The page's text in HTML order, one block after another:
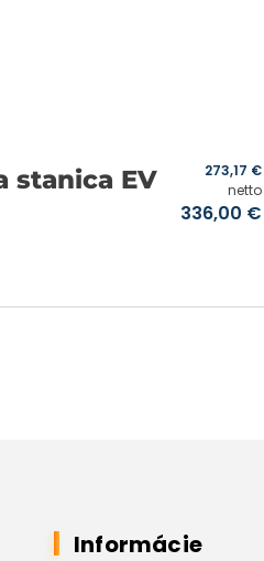
stanica EV
336,00 €
273,17 €
netto
Informácie